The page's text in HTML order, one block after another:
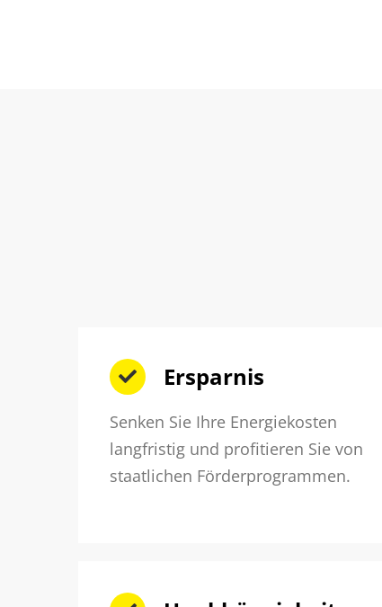
Ersparnis
Senken Sie Ihre Energiekosten
langfristig und profitieren Sie von
staatlichen Förderprogrammen.